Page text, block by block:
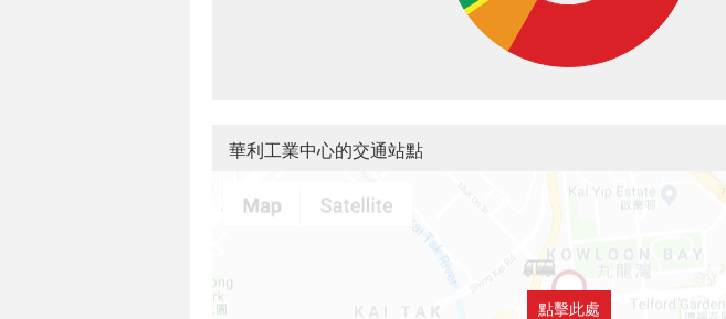
華利工業中心的交通站點
點擊此處